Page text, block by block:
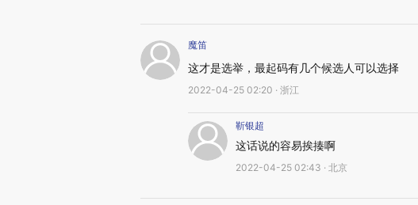
魔笛
这才是选举，最起码有几个候选人可以选择
2022-04-25 02:20 · 浙江
靳银超
这话说的容易挨揍啊
2022-04-25 02:43 · 北京